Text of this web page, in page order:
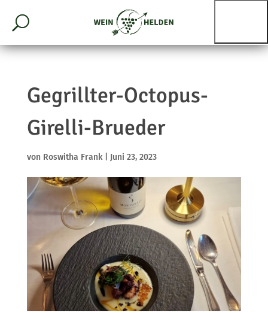
Gegrillter-Octopus-
Girelli-Brueder
von Roswitha Frank| Juni 23, 2023